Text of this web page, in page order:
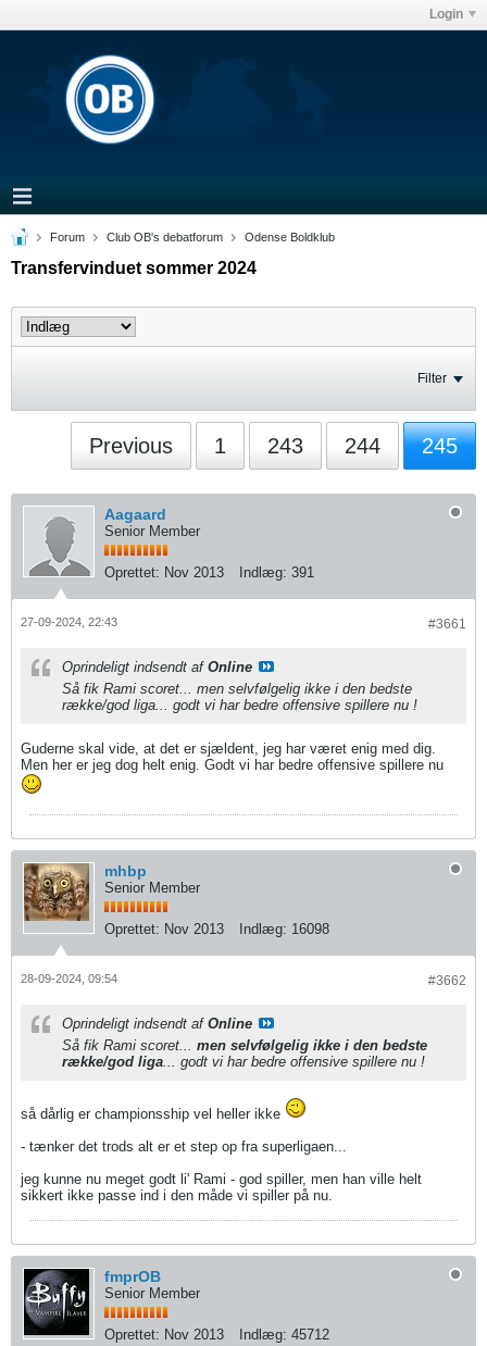
Login
Forum Club OB's debatforum Odense Boldklub
Transfervinduet sommer 2024
Filter
Previous 1 243 244 245
Aagaard
Senior Member
Oprettet: Nov 2013 Indlæg: 391
#3661
27-09-2024, 22:43
Oprindeligt indsendt af Online
Så fik Rami scoret... men selvfølgelig ikke i den bedste
række/god liga... godt vi har bedre offensive spillere nu !
Guderne skal vide, at det er sjældent, jeg har været enig med dig.
Men her er jeg dog helt enig. Godt vi har bedre offensive spillere nu
mhbp
Senior Member
Oprettet: Nov 2013 Indlæg: 16098
#3662
28-09-2024, 09:54
Oprindeligt indsendt af Online
Så fik Rami scoret... men selvfølgelig ikke i den bedste
række/god liga... godt vi har bedre offensive spillere nu !
så dårlig er championsship vel heller ikke
- tænker det trods alt er et step op fra superligaen...
jeg kunne nu meget godt li' Rami - god spiller, men han ville helt
sikkert ikke passe ind i den måde vi spiller på nu.
fmprOB
Senior Member
Oprettet: Nov 2013 Indlæg: 45712